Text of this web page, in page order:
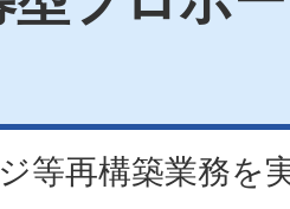
等再構築業務を